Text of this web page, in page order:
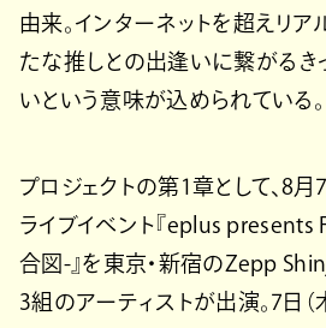
由来。インターネットを超えリア
たな推しとの出逢いに繋がるき
いという意味が込められている。
プロジェクトの第1章として、8月7
ライブイベント『eplus presents
合図-』を東京・新宿のZepp
3組のアーティストが出演。7日（